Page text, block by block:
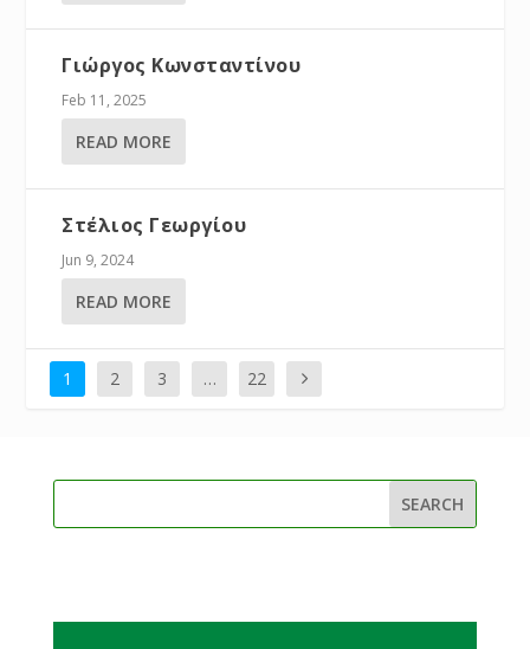
Γιώργος Κωνσταντίνου
Feb 11, 2025
READ MORE
Στέλιος Γεωργίου
Jun 9, 2024
READ MORE
1 2 3 … 22